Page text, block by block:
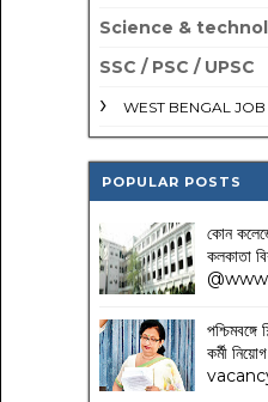
Science &
SSC / PSC / UPSC
WEST BENGAL JOB
POPULAR POSTS
কোন
কলকাতা
কর্মী